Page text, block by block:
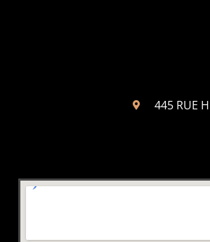
445 RUE